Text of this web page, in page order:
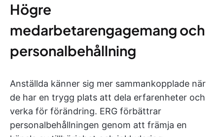
Högre
medarbetarengagemang och
personalbehållning
Anställda känner sig mer sammankopplade när
de har en trygg plats att dela erfarenheter och
verka för förändring. ERG förbättrar
personalbehållningen genom att främja en